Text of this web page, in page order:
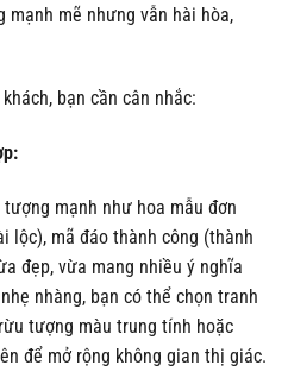
mạnh mẽ nhưng vẫn hài hòa,
bạn cần cân nhắc:
mạnh như hoa mẫu đơn
lộc), mã đáo thành công (thành
đẹp, vừa mang nhiều ý nghĩa
nhàng, bạn có thể chọn tranh
tượng màu trung tính hoặc
để mở rộng không gian thị giác.